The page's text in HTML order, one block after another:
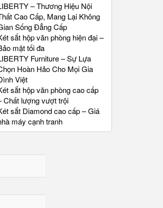
– Thương Hiệu Nội
Cao Cấp, Mang Lại Không
Sống Đẳng Cấp
sắt hộp văn phòng hiện đại –
mật tối đa
Furniture – Sự Lựa
Hoàn Hảo Cho Mọi Gia
Việt
sắt hộp văn phòng cao cấp
Chất lượng vượt trội
sắt Diamond cao cấp – Giá
máy cạnh tranh